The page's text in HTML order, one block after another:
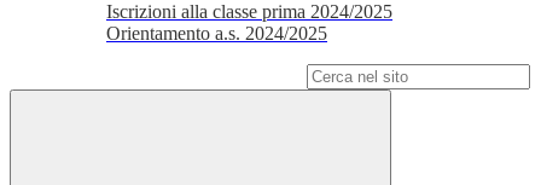
Iscrizioni alla classe prima 2024/2025
Orientamento a.s. 2024/2025